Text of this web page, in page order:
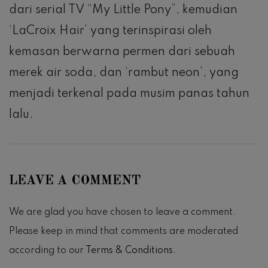
dari serial TV “My Little Pony”, kemudian
‘LaCroix Hair’ yang terinspirasi oleh
kemasan berwarna permen dari sebuah
merek air soda, dan ‘rambut neon’, yang
menjadi terkenal pada musim panas tahun
lalu.
LEAVE A COMMENT
We are glad you have chosen to leave a comment.
Please keep in mind that comments are moderated
according to our
Terms & Conditions.